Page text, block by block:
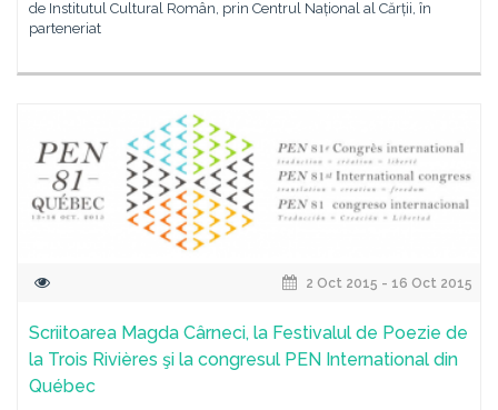
de Institutul Cultural Român, prin Centrul Național al Cărții, în
parteneriat
2 Oct 2015 - 16 Oct 2015
Scriitoarea Magda Cârneci, la Festivalul de Poezie de
la Trois Rivières şi la congresul PEN International din
Québec